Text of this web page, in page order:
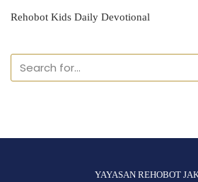
Rehobot Kids Daily Devotional
YAYASAN REHOBOT